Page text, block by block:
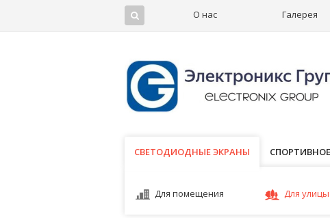
О нас Галерея
СВЕТОДИОДНЫЕ ЭКРАНЫ
СВЕТОДИОДНЫЕ ЭКРАНЫ
Для помещения Для улицы